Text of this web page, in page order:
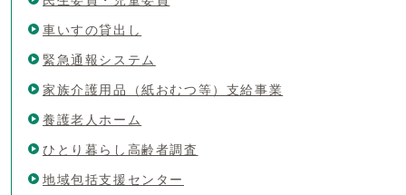
車いすの貸出し
緊急通報システム
家族介護用品（紙おむつ等）支給事業
養護老人ホーム
ひとり暮らし高齢者調査
地域包括支援センター